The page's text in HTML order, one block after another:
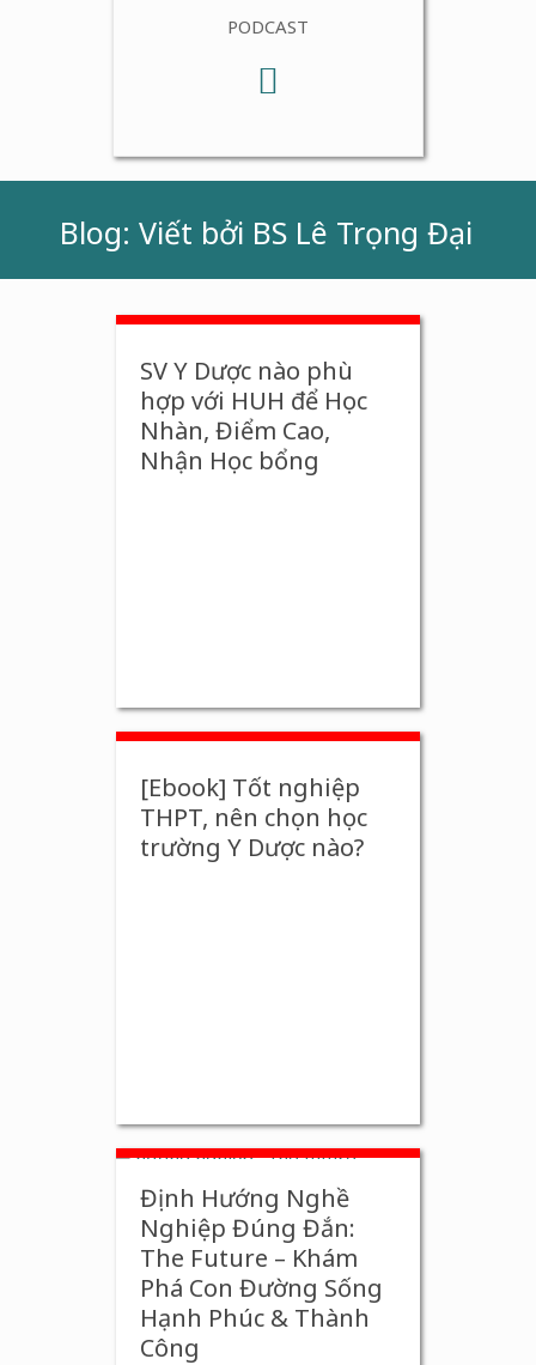
PODCAST
Blog: Viết bởi BS Lê Trọng Đại
SV Y Dược nào phù
hợp với HUH để Học
Nhàn, Điểm Cao,
Nhận Học bổng
[Ebook] Tốt nghiệp
THPT, nên chọn học
trường Y Dược nào?
Định Hướng Nghề
Nghiệp Đúng Đắn:
The Future – Khám
Phá Con Đường Sống
Hạnh Phúc & Thành
Công